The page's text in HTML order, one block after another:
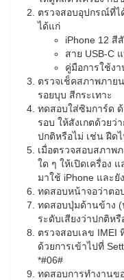
ตรวจสอบอุปกรณ์ที่ไ
ได้แก่
iPhone 12 สี
สาย USB-C
คู่มือการใช้ง
ตรวจเช็คสภาพภาย
รอยบุบ สีกระเทาะ
ทดสอบใส่ซิมการ์ด
รอบ ให้สังเกตด้วยว่
ปกติหรือไม่ เช่น ฝืด
เมื่อตรวจสอบสภาพ
ใด ๆ ให้เปิดเครื่อง
มาใช้ iPhone และยั
ทดสอบหน้าจอว่าตอ
ทดสอบปุ่มด้านข้าง (
ระดับเสียงว่าปกติหรื
ตรวจสอบเลข IMEI
ด้วยการเข้าไปที่
*#06#
ทดสอบการทำงานข